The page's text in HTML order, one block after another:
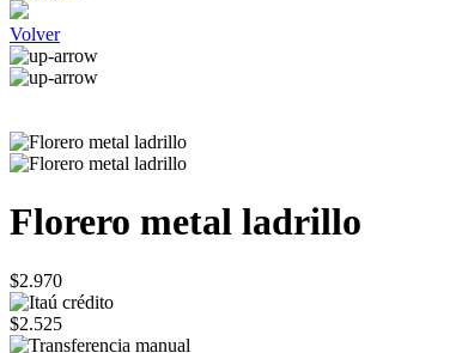
Volver
Florero metal ladrillo
$2.970
$2.525